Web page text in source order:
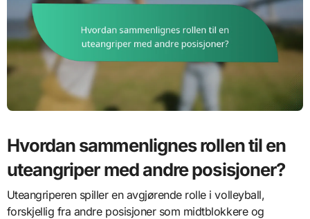
Hvordan sammenlignes rollen til en
uteangriper med andre posisjoner?
Uteangriperen spiller en avgjørende rolle i volleyball,
forskjellig fra andre posisjoner som midtblokkere og